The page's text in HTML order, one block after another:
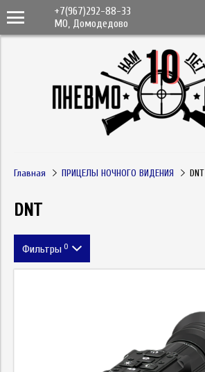
+7(967)292-88-33
МО, Домодедово
Главная ПРИЦЕЛЫ НОЧНОГО ВИДЕНИЯ DNT
DNT
Фильтры 0